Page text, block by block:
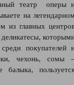
театр оперы
на
из главных
покупателей
чехонь, сомы